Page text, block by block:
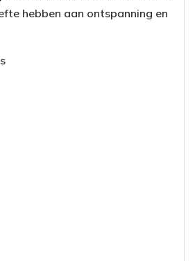
hebben aan ontspanning en